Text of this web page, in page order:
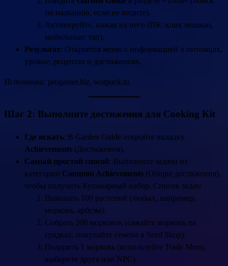
по названию, если не видите).
Активируйте, нажав на него (ПК: клик мышью,
мобильные: тап).
Результат: Откроется меню с информацией о питомцах,
урожае, рецептах и достижениях.
Источники: progamer.biz, wotpack.ru
Шаг 2: Выполните достижения для Cooking Kit
Где искать: В Garden Guide откройте вкладку
Achievements (Достижения).
Самый простой способ: Выполните задачи из
категории Common Achievements (Общие достижения),
чтобы получить Кулинарный набор. Список задач:
Выкопать 100 растений (любых, например,
морковь, арбузы).
Собрать 200 морковок (сажайте морковь на
грядках, покупайте семена в Seed Shop).
Подарить 1 морковь (используйте Trade Menu,
выберите друга или NPC).